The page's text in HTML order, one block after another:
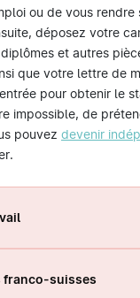
ou de vous rendre
déposez votre
et autres
que votre lettre de
pour obtenir le
impossible, de
pouvez devenir
franco-suisses